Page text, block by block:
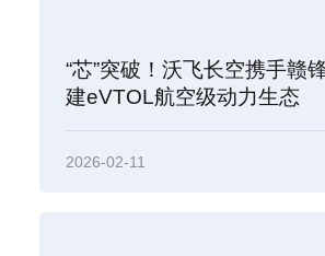
“芯”突破！沃飞长空携手赣
建eVTOL航空级动力生态
2026-02-11